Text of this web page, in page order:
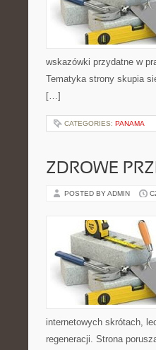
wskazówki przydatne w
Tematyka strony skupia
[…]
CATEGORIES: PANAMA
ZDROWE
POSTED BY ADMIN
internetowych skrótach,
regeneracji. Strona